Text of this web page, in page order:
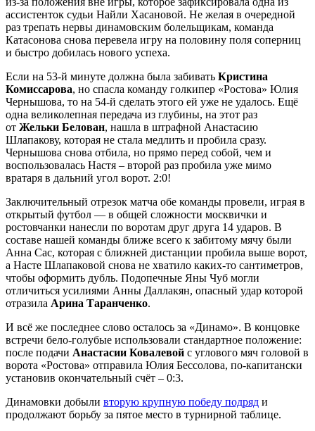
ассистенток судьи Найли Хасановой. Не желая в очередной
раз трепать нервы динамовским болельщикам, команда
Катасонова снова перевела игру на половину поля соперниц
и быстро добилась нового успеха.
Если на 53-й минуте должна была забивать Кристина
Комиссарова, но спасла команду голкипер «Ростова» Юлия
Чернышова, то на 54-й сделать этого ей уже не удалось. Ещё
одна великолепная передача из глубины, на этот раз
от Жельки Белован, нашла в штрафной Анастасию
Шлапакову, которая не стала медлить и пробила сразу.
Чернышова снова отбила, но прямо перед собой, чем и
воспользовалась Настя – второй раз пробила уже мимо
вратаря в дальний угол ворот. 2:0!
Заключительный отрезок матча обе команды провели, играя в
открытый футбол — в общей сложности москвички и
ростовчанки нанесли по воротам друг друга 14 ударов. В
составе нашей команды ближе всего к забитому мячу были
Анна Сас, которая с ближней дистанции пробила выше ворот,
а Насте Шлапаковой снова не хватило каких-то сантиметров,
чтобы оформить дубль. Подопечные Яны Чуб могли
отличиться усилиями Анны Даллакян, опасный удар которой
отразила Арина Таранченко.
И всё же последнее слово осталось за «Динамо». В концовке
встречи бело-голубые использовали стандартное положение:
после подачи Анастасии Ковалевой с углового мяч головой в
ворота «Ростова» отправила Юлия Бессолова, по-капитански
установив окончательный счёт – 0:3.
Динамовки добыли вторую крупную победу подряд и
продолжают борьбу за пятое место в турнирной таблице.